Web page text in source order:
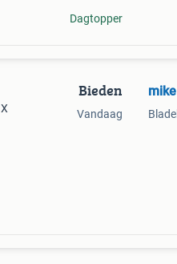
Dagtopper
Bieden
Vandaag
mike
Bladel